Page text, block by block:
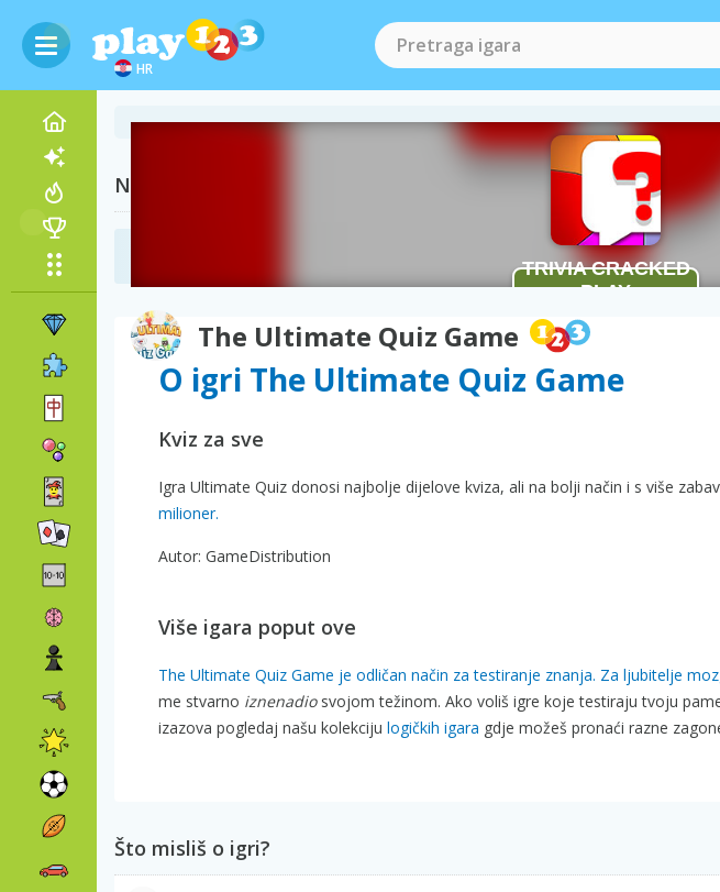
HR
The Ultimate Quiz Game
Naše preporuke
O igri The Ultimate Quiz Game
Kviz za sve
Igra Ultimate Quiz donosi najbolje dijelove kviza, ali na bolji način i s više
milioner.
Autor: GameDistribution
Više igara poput ove
The Ultimate Quiz Game je odličan način za testiranje znanja. Za ljubitelje
me stvarno iznenadiosvojom težinom. Ako voliš igre koje testiraju tvoju
izazova pogledaj našu kolekciju logičkih igara gdje možeš pronaći razne
Što misliš o igri?